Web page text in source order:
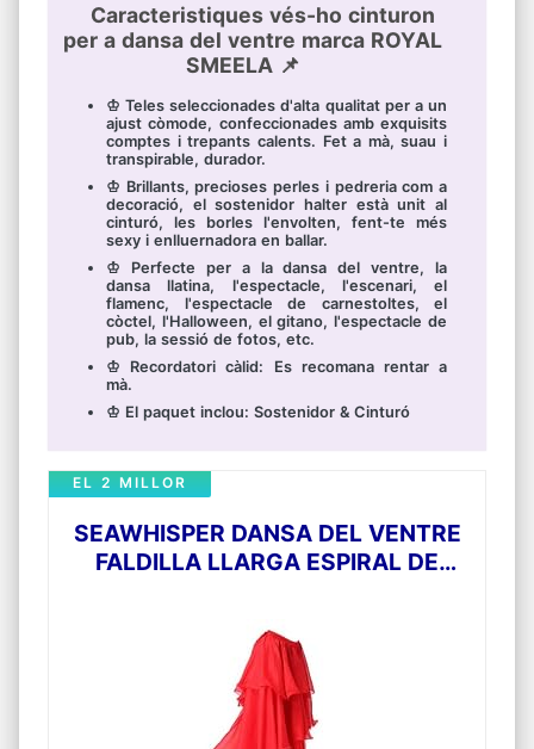
Caracteristiques vés-ho cinturon
per a dansa del ventre marca ROYAL
SMEELA 📌
♔ Teles seleccionades d'alta qualitat per a un
ajust còmode, confeccionades amb exquisits
comptes i trepants calents. Fet a mà, suau i
transpirable, durador.
♔ Brillants, precioses perles i pedreria com a
decoració, el sostenidor halter està unit al
cinturó, les borles l'envolten, fent-te més
sexy i enlluernadora en ballar.
♔ Perfecte per a la dansa del ventre, la
dansa llatina, l'espectacle, l'escenari, el
flamenc, l'espectacle de carnestoltes, el
còctel, l'Halloween, el gitano, l'espectacle de
pub, la sessió de fotos, etc.
♔ Recordatori càlid: Es recomana rentar a
mà.
♔ El paquet inclou: Sostenidor & Cinturó
SEAWHISPER DANSA DEL VENTRE
FALDILLA LLARGA ESPIRAL DE
CADENA HIP WRAP GEMSTONE
CINTURONS DE DANSA DEL VENTRE
VÉS-LO, DONA, COLOR ROSSO,
GRANDÀRIA TALLA ÚNICA
EL 2 MILLOR